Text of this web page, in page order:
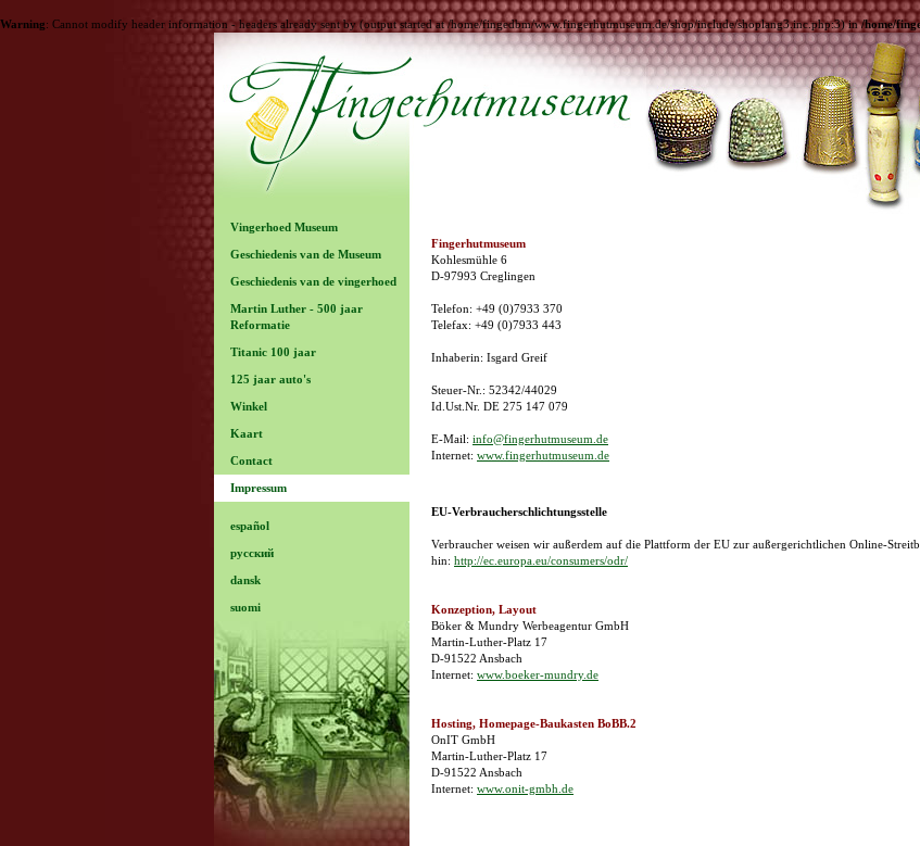
Warning: Cannot modify header information - headers already sent by (output started at /home/fingedbm/www.fingerhutmuseum.de/shop/include/shoplang3.inc.php:3) in/home/
Vingerhoed Museum
Geschiedenis van de Museum
Geschiedenis van de vingerhoed
Martin Luther - 500 jaar
Reformatie
Titanic 100 jaar
125 jaar auto's
Winkel
Kaart
Contact
Impressum
español
русский
dansk
suomi
Fingerhutmuseum
Kohlesmühle 6
D-97993 Creglingen
Telefon: +49 (0)7933 370
Telefax: +49 (0)7933 443
Inhaberin: Isgard Greif
Steuer-Nr.: 52342/44029
Id.Ust.Nr. DE 275 147 079
E-Mail: info@fingerhutmuseum.de
Internet: www.fingerhutmuseum.de
EU-Verbraucherschlichtungsstelle
Verbraucher weisen wir außerdem auf die Plattform der EU zur außergerichtlichen Online-
hin: http://ec.europa.eu/consumers/odr/
Konzeption, Layout
Böker & Mundry Werbeagentur GmbH
Martin-Luther-Platz 17
D-91522 Ansbach
Internet: www.boeker-mundry.de
Hosting, Homepage-Baukasten BoBB.2
OnIT GmbH
Martin-Luther-Platz 17
D-91522 Ansbach
Internet: www.onit-gmbh.de